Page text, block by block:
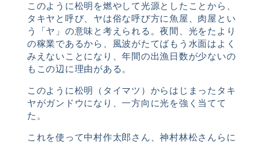
このように松明を燃やして光源としたことから、
タキヤと呼び、ヤは俗な呼び方に魚屋、肉屋とい
う「ヤ」の意味と考えられる。夜間、光をたより
の稼業であるから、風波がたてばもう水面はよく
みえないことになり、年間の出漁日数が少ないの
もこの辺に理由がある。
このように松明（タイマツ）からはじまったタキ
ヤがガンドウになり、一方向に光を強く当てて
た。
これを使って中村作太郎さん、神村林松さんらに